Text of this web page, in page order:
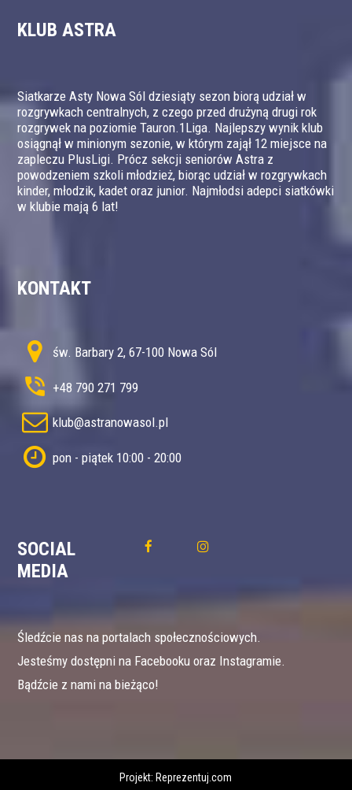
KLUB ASTRA
Siatkarze Asty Nowa Sól dziesiąty sezon biorą udział w
rozgrywkach centralnych, z czego przed drużyną drugi rok
rozgrywek na poziomie Tauron.1Liga. Najlepszy wynik klub
osiągnął w minionym sezonie, w którym zajął 12 miejsce na
zapleczu PlusLigi. Prócz sekcji seniorów Astra z
powodzeniem szkoli młodzież, biorąc udział w rozgrywkach
kinder, młodzik, kadet oraz junior. Najmłodsi adepci siatkówki
w klubie mają 6 lat!
KONTAKT
św. Barbary 2, 67-100 Nowa Sól
+48 790 271 799
klub@astranowasol.pl
pon - piątek 10:00 - 20:00
SOCIAL
MEDIA
Śledźcie nas na portalach społecznościowych.
Jesteśmy dostępni na Facebooku oraz Instagramie.
Bądźcie z nami na bieżąco!
Projekt: Reprezentuj.com